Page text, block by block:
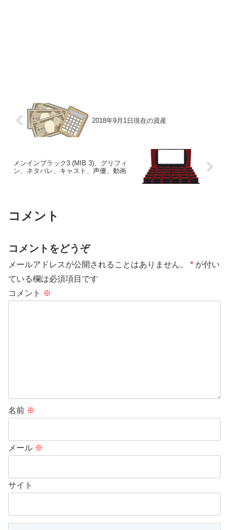
2018年9月1日現在の資産
メンインブラック3 (MIB 3)、グリフィ
ン、ネタバレ、キャスト、声優、動画
コメント
コメントをどうぞ
メールアドレスが公開されることはありません。 * が付い
ている欄は必須項目です
コメント ※
名前 ※
メール ※
サイト